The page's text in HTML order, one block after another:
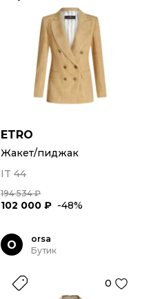
ETRO
Жакет/пиджак
IT 44
194 534 ₽
102 000 ₽ -48%
O
orsa
Бутик
0